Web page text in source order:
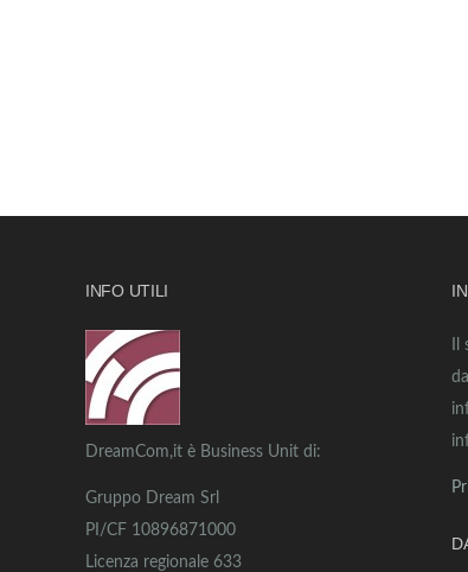
INFO UTILI
DreamCom,it è Business Unit di:
Gruppo Dream Srl
PI/CF 10896871000
Licenza regionale 633